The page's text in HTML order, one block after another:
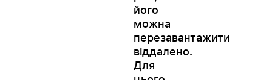
його
можна
перезавантажити
віддалено.
Для